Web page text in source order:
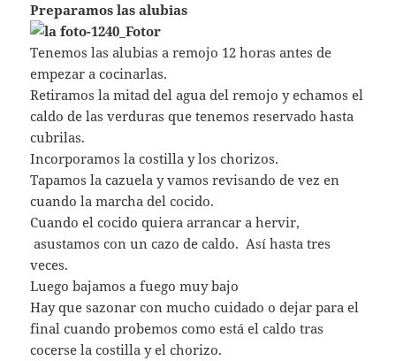
Preparamos las alubias
Tenemos las alubias a remojo 12 horas antes de
empezar a cocinarlas.
Retiramos la mitad del agua del remojo y echamos el
caldo de las verduras que tenemos reservado hasta
cubrilas.
Incorporamos la costilla y los chorizos.
Tapamos la cazuela y vamos revisando de vez en
cuando la marcha del cocido.
Cuando el cocido quiera arrancar a hervir,
asustamos con un cazo de caldo. Así hasta tres
veces.
Luego bajamos a fuego muy bajo
Hay que sazonar con mucho cuidado o dejar para el
final cuando probemos como está el caldo tras
cocerse la costilla y el chorizo.